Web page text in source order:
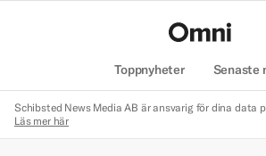
Toppnyheter Senaste
Schibsted News Media AB är ansvarig för dina data
Läs mer här